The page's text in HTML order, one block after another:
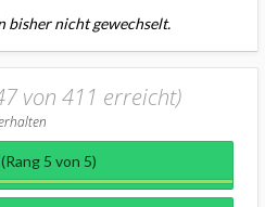
bisher nicht gewechselt.
von 411 erreicht)
5 von 5)